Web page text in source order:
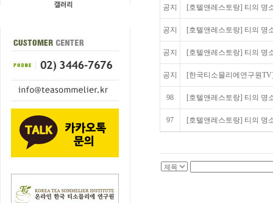
공지 [호텔앤레스토랑] 티의 명
공지 [호텔앤레스토랑] 티의 명
공지 [호텔앤레스토랑] 티의 명
공지 [한국티소믈리에연구원
98 [호텔앤레스토랑] 티의 명
97 [호텔앤레스토랑] 티의 명